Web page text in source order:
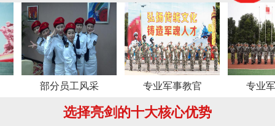
部分员工风采 专业军事教官 专业军事教官
选择亮剑的十大核心优势